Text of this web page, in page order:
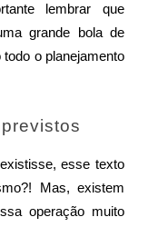
lembrar que
grande bola de
o planejamento
esse texto
Mas, existem
operação muito